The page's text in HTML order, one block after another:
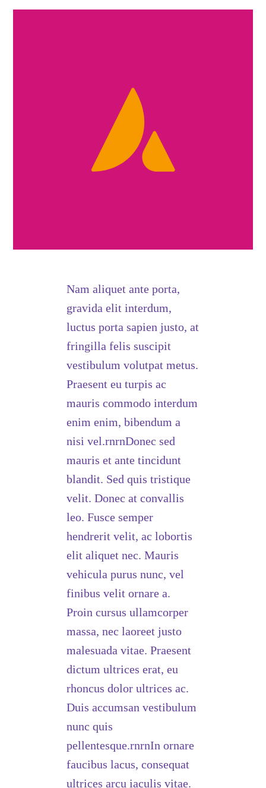
Nam aliquet ante porta,
gravida elit interdum,
luctus porta sapien justo, at
fringilla felis suscipit
vestibulum volutpat metus.
Praesent eu turpis ac
mauris commodo interdum
enim enim, bibendum a
nisi vel.rnrnDonec sed
mauris et ante tincidunt
blandit. Sed quis tristique
velit. Donec at convallis
leo. Fusce semper
hendrerit velit, ac lobortis
elit aliquet nec. Mauris
vehicula purus nunc, vel
finibus velit ornare a.
Proin cursus ullamcorper
massa, nec laoreet justo
malesuada vitae. Praesent
dictum ultrices erat, eu
rhoncus dolor ultrices ac.
Duis accumsan vestibulum
nunc quis
pellentesque.rnrnIn ornare
faucibus lacus, consequat
ultrices arcu iaculis vitae.